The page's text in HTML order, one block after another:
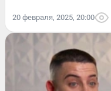
20 февраля, 2025, 20:00